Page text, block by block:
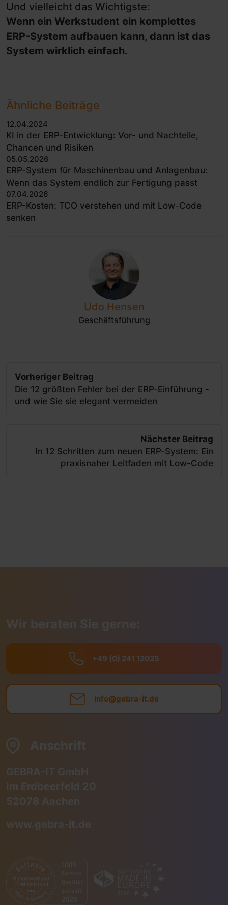
Ähnliche Beiträge
12.04.2024
KI in der ERP-Entwicklung: Vor- und Nachteile,
Chancen und Risiken
05.05.2026
ERP-System für Maschinenbau und Anlagenbau:
Wenn das System endlich zur Fertigung passt
07.04.2026
ERP-Kosten: TCO verstehen und mit Low-Code
senken
Udo Hensen
Geschäftsführung
Und vielleicht das Wichtigste:
Wenn ein Werkstudent ein komplettes
ERP-System aufbauen kann, dann ist das
System wirklich einfach.
Vorheriger Beitrag
Die 12 größten Fehler bei der ERP-Einführung -
und wie Sie sie elegant vermeiden
Nächster Beitrag
In 12 Schritten zum neuen ERP-System: Ein
praxisnaher Leitfaden mit Low-Code
Wir beraten Sie gerne:
+49 (0) 241 12025
info@gebra-it.de
Anschrift
GEBRA-IT GmbH
Im Erdbeerfeld 20
52078 Aachen
www.gebra-it.de